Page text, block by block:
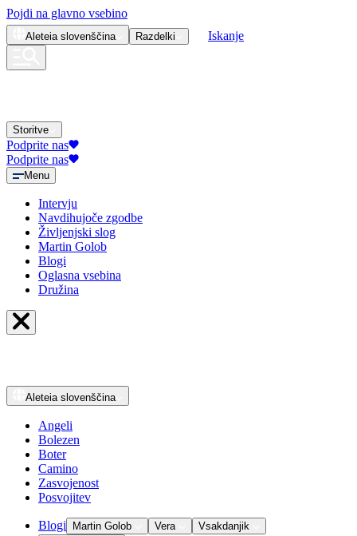
Pojdi na glavno vsebino
Aleteia slovenščina Razdelki Iskanje
Storitve
Podprite nas
Podprite nas
Menu
Intervju
Navdihujoče zgodbe
Življenjski slog
Martin Golob
Blogi
Oglasna vsebina
Družina
Aleteia slovenščina
Angeli
Bolezen
Boter
Camino
Zasvojenost
Posvojitev
Blogi Martin Golob Vera
Vsakdanjik